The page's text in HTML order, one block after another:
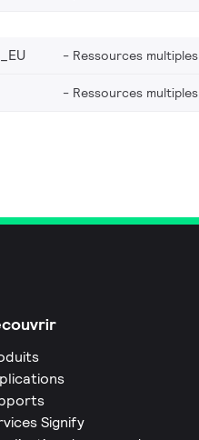
Ressources multiples
Ressources multiples
Signify